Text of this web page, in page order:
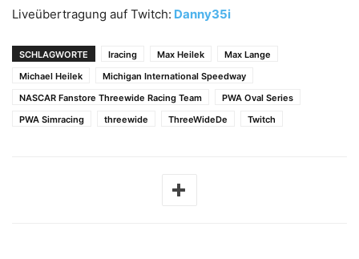
Liveübertragung auf Twitch: Danny35i
SCHLAGWORTE Iracing Max Heilek
Max Lange
Michael Heilek
Michigan International Speedway
NASCAR Fanstore Threewide Racing Team
PWA Oval Series
PWA Simracing
threewide ThreeWideDe Twitch